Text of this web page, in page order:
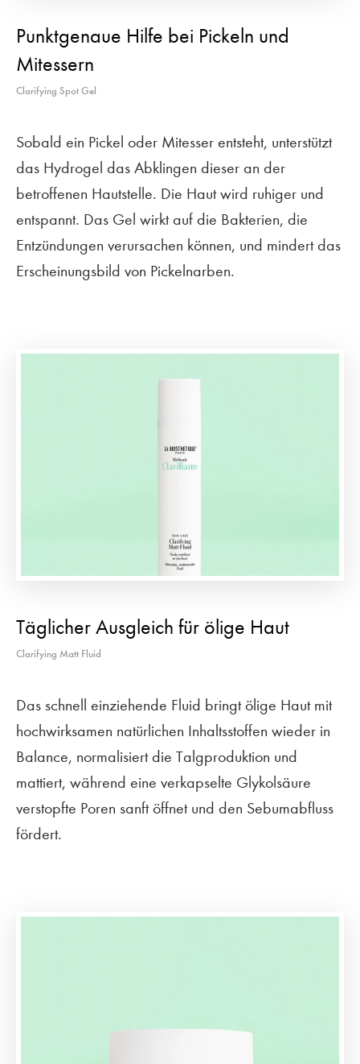
Punktgenaue Hilfe bei Pickeln und
Mitessern
Clarifying Spot Gel
Sobald ein Pickel oder Mitesser entsteht, unterstützt
das Hydrogel das Abklingen dieser an der
betroffenen Hautstelle. Die Haut wird ruhiger und
entspannt. Das Gel wirkt auf die Bakterien, die
Entzündungen verursachen können, und mindert das
Erscheinungsbild von Pickelnarben.
Täglicher Ausgleich für ölige Haut
Clarifying Matt Fluid
Das schnell einziehende Fluid bringt ölige Haut mit
hochwirksamen natürlichen Inhaltsstoffen wieder in
Balance, normalisiert die Talgproduktion und
mattiert, während eine verkapselte Glykolsäure
verstopfte Poren sanft öffnet und den Sebumabfluss
fördert.